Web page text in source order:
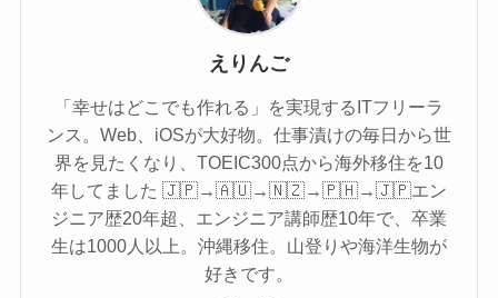
えりんご
「幸せはどこでも作れる」を実現するITフリーラ
ンス。Web、iOSが大好物。仕事漬けの毎日から世
界を見たくなり、TOEIC300点から海外移住を10
年してました 🇯🇵→🇦🇺→🇳🇿→🇵🇭→🇯🇵エン
ジニア歴20年超、エンジニア講師歴10年で、卒業
生は1000人以上。沖縄移住。山登りや海洋生物が
好きです。